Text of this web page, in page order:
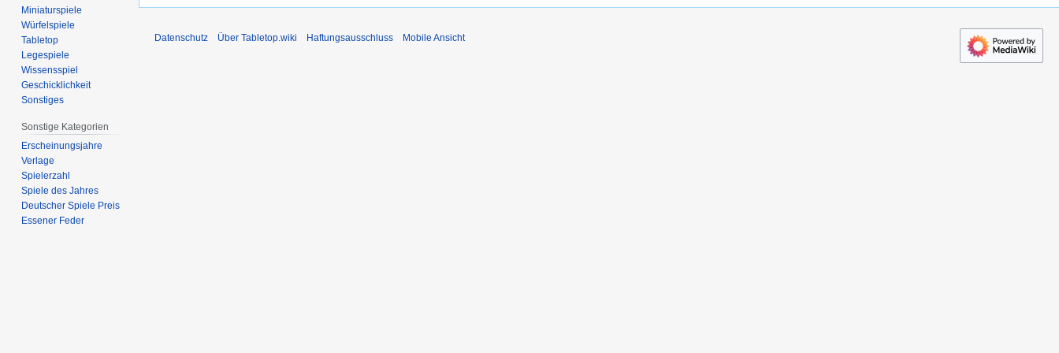
Miniaturspiele
Würfelspiele
Tabletop
Legespiele
Wissensspiel
Geschicklichkeit
Sonstiges
Sonstige Kategorien
Erscheinungsjahre
Verlage
Spielerzahl
Spiele des Jahres
Deutscher Spiele Preis
Essener Feder
Datenschutz Über Tabletop.wiki Haftungsausschluss Mobile Ansicht